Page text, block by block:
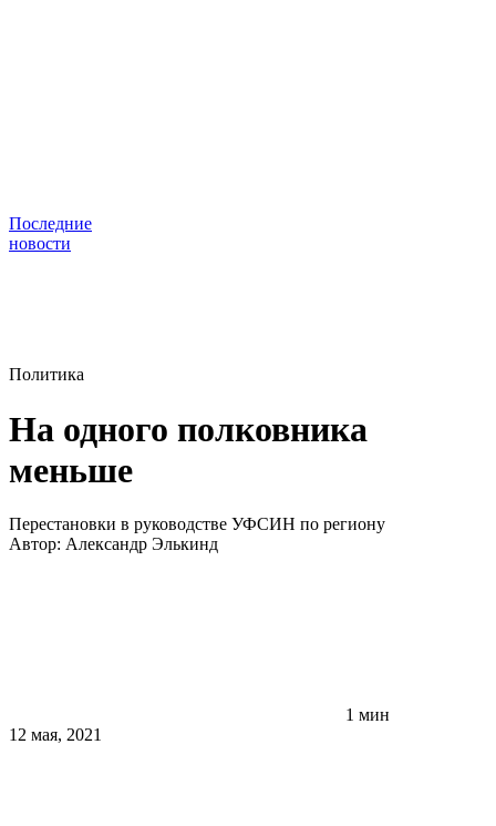
Последние
новости
Политика
На одного полковника
меньше
Перестановки в руководстве УФСИН по региону
Автор: Александр Элькинд
1 мин
12 мая, 2021